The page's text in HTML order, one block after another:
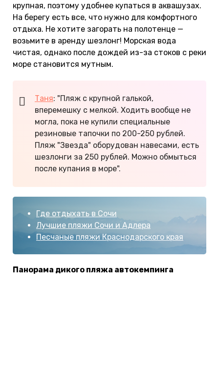
крупная, поэтому удобнее купаться в аквашузах.
На берегу есть все, что нужно для комфортного
отдыха. Не хотите загорать на полотенце —
возьмите в аренду шезлонг! Морская вода
чистая, однако после дождей из-за стоков с реки
море становится мутным.
Таня: "Пляж с крупной галькой,
вперемешку с мелкой. Ходить вообще не
могла, пока не купили специальные
резиновые тапочки по 200-250 рублей.
Пляж "Звезда" оборудован навесами, есть
шезлонги за 250 рублей. Можно обмыться
после купания в море".
Где отдыхать в Сочи
Лучшие пляжи Сочи и Адлера
Песчаные пляжи Краснодарского края
Панорама дикого пляжа автокемпинга